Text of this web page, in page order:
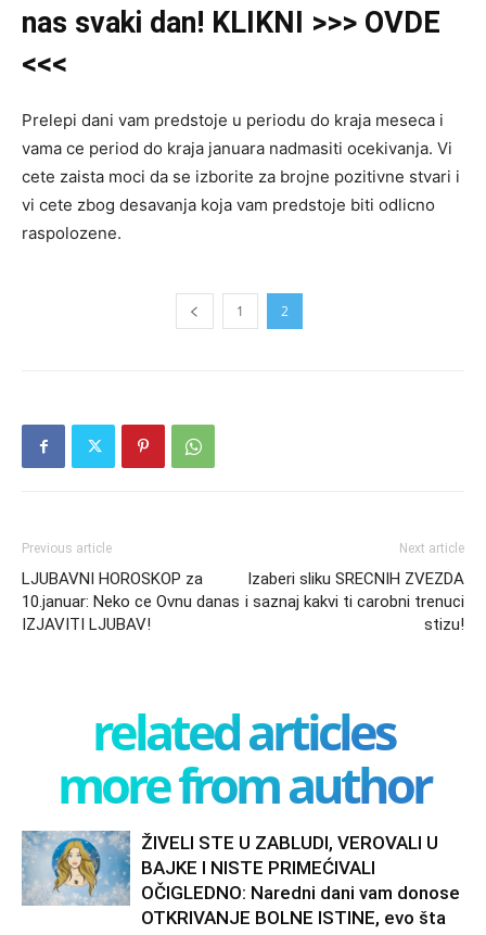
nas svaki dan! KLIKNI >>> OVDE
<<<
Prelepi dani vam predstoje u periodu do kraja meseca i
vama ce period do kraja januara nadmasiti ocekivanja. Vi
cete zaista moci da se izborite za brojne pozitivne stvari i
vi cete zbog desavanja koja vam predstoje biti odlicno
raspolozene.
1 2
Previous article
LJUBAVNI HOROSKOP za
10.januar: Neko ce Ovnu danas
IZJAVITI LJUBAV!
Next article
Izaberi sliku SRECNIH ZVEZDA
i saznaj kakvi ti carobni trenuci
stizu!
related articles
more from author
ŽIVELI STE U ZABLUDI, VEROVALI U
BAJKE I NISTE PRIMEĆIVALI
OČIGLEDNO: Naredni dani vam donose
OTKRIVANJE BOLNE ISTINE, evo šta